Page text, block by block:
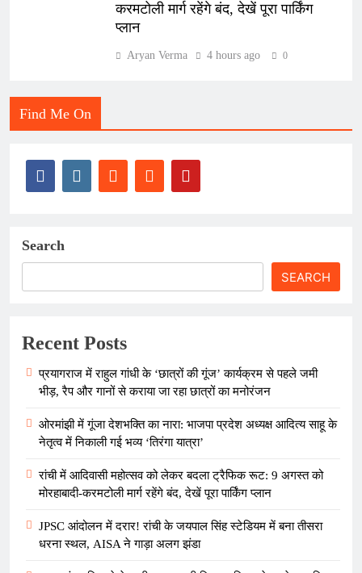
करमटोली मार्ग रहेंगे बंद, देखें पूरा पार्किंग
प्लान
Aryan Verma 4 hours ago 0
Find Me On
Search
SEARCH
Recent Posts
प्रयागराज में राहुल गांधी के ‘छात्रों की गूंज’ कार्यक्रम से पहले जमी
भीड़, रैप और गानों से कराया जा रहा छात्रों का मनोरंजन
ओरमांझी में गूंजा देशभक्ति का नारा: भाजपा प्रदेश अध्यक्ष आदित्य साहू के
नेतृत्व में निकाली गई भव्य ‘तिरंगा यात्रा’
रांची में आदिवासी महोत्सव को लेकर बदला ट्रैफिक रूट: 9 अगस्त को
मोरहाबादी-करमटोली मार्ग रहेंगे बंद, देखें पूरा पार्किंग प्लान
JPSC आंदोलन में दरार! रांची के जयपाल सिंह स्टेडियम में बना तीसरा
धरना स्थल, AISA ने गाड़ा अलग झंडा